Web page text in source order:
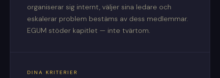
organiserar sig internt, väljer sina ledare och
eskalerar problem bestäms av dess medlemmar.
EGUM stöder kapitlet — inte tvärtom.
DINA KRITERIER